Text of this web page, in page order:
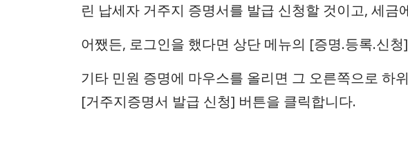
린 납세자 거주지 증명서를 발급 신청할 것이고, 세
어쨌든, 로그인을 했다면 상단 메뉴의 [증명.등록.신
기타 민원 증명에 마우스를 올리면 그 오른쪽으로 하
[거주지증명서 발급 신청] 버튼을 클릭합니다.